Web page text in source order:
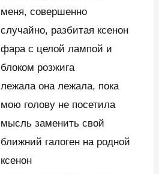
меня, совершенно
случайно, разбитая ксенон
фара с целой лампой и
блоком розжига
лежала она лежала, пока
мою голову не посетила
мысль заменить свой
ближний галоген на родной
ксенон